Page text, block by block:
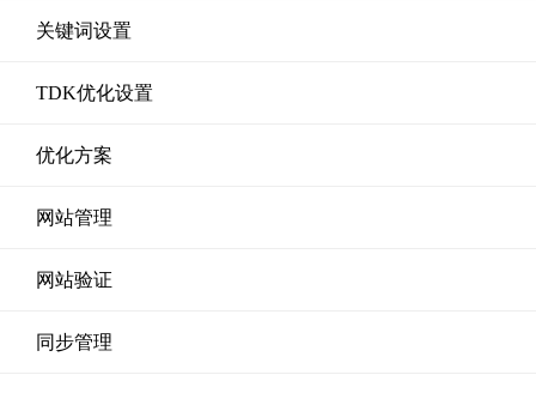
关键词设置
TDK优化设置
优化方案
网站管理
网站验证
同步管理